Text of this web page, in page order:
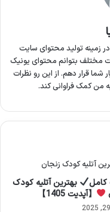
زمینه تولید محتوای سایت
مختلف بتوانم محتوای یونیک
قرار دهم. از این رو نظرات
من کمک فراوانی کند.
بهترین آتلیه کودک
【آپدیت 1405】